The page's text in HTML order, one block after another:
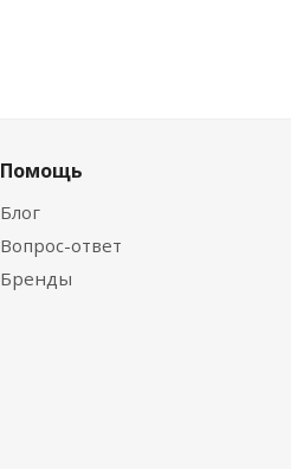
Помощь
Блог
Вопрос-ответ
Бренды